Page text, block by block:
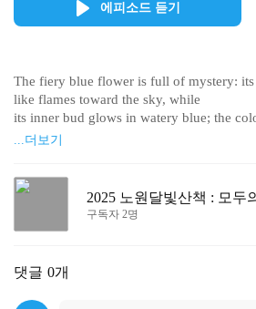
에피소드 듣기
The fiery blue flower is full of mystery: its
like flames toward the sky, while
its inner bud glows in watery blue; the
ope, magic, and mystery. The
red of the rose, but that they may come
he healthy Earth in the seeds of
barley, the deep sea, and the blue flower.
...더보기
2025 노원달빛산책 : 모두
구독자 2명
댓글 0개